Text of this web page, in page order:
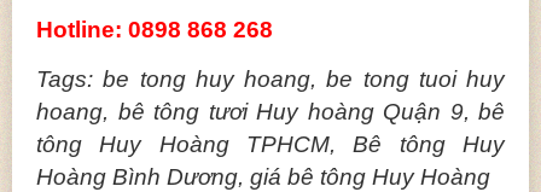
Hotline: 0898 868 268
Tags: be tong huy hoang, be tong tuoi huy
hoang, bê tông tươi Huy hoàng Quận 9, bê
tông Huy Hoàng TPHCM, Bê tông Huy
Hoàng Bình Dương, giá bê tông Huy Hoàng